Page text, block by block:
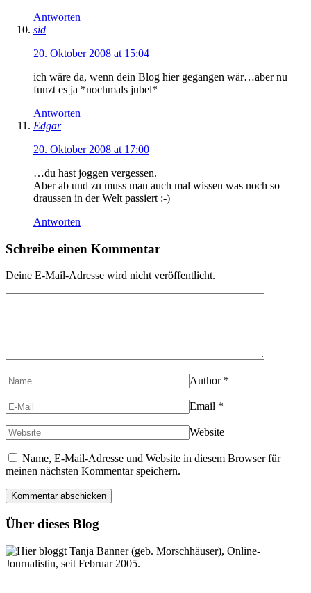
Antworten
sid
20. Oktober 2008 at 15:04
ich wäre da, wenn dein Blog hier gegangen wär…aber nu
funzt es ja *nochmals jubel*
Antworten
Edgar
20. Oktober 2008 at 17:00
…du hast joggen vergessen.
Aber ab und zu muss man auch mal wissen was noch so
draussen in der Welt passiert :-)
Antworten
Schreibe einen Kommentar
Deine E-Mail-Adresse wird nicht veröffentlicht.
Author *
Email *
Website
Name, E-Mail-Adresse und Website in diesem Browser für
meinen nächsten Kommentar speichern.
Über dieses Blog
Hier bloggt Tanja Banner (geb. Morschhäuser), Online-
Journalistin, seit Februar 2005.